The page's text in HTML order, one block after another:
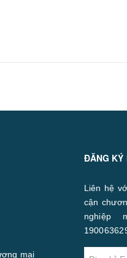
mại
ĐĂNG KÝ
Liên hệ
cận
nghiệp